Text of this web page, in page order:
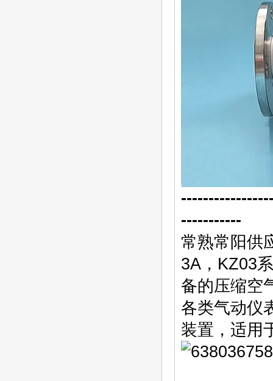
-----------
常熟常阳供
3A，KZ03
备的压缩空
各类气动仪
装置，适用